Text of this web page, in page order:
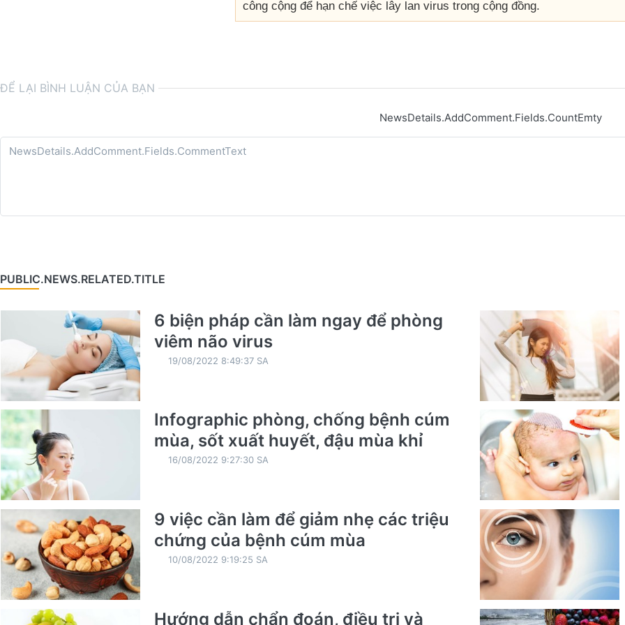
công cộng để hạn chế việc lây lan virus trong cộng đồng.
ĐỂ LẠI BÌNH LUẬN CỦA BẠN
NewsDetails.AddComment.Fields.CountEmty
PUBLIC.NEWS.RELATED.TITLE
6 biện pháp cần làm ngay để phòng
viêm não virus
19/08/2022 8:49:37 SA
Infographic phòng, chống bệnh cúm
mùa, sốt xuất huyết, đậu mùa khỉ
16/08/2022 9:27:30 SA
9 việc cần làm để giảm nhẹ các triệu
chứng của bệnh cúm mùa
10/08/2022 9:19:25 SA
Hướng dẫn chẩn đoán, điều trị và